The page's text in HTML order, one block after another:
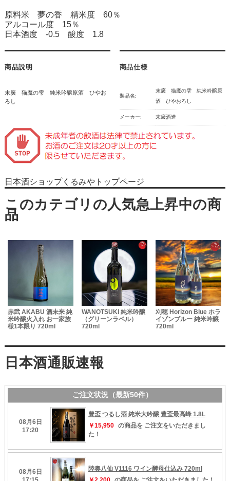
原料米 夢の香 精米度 60％
アルコール度 15％
日本酒度 -0.5 酸度 1.8
商品説明
末廣 猫魔の雫 純米吟醸原酒 ひやお
ろし
商品仕様
製品名:
末廣 猫魔の雫 純米吟醸原
酒 ひやおろし
メーカー: 末廣酒造
日本酒ショップくるみやトップページ
赤武 AKABU 酒未来 純
米吟醸火入れ お一家族
様1本限り 720ml
WANOTSUKI 純米吟醸
（グリーンラベル）
720ml
刈穂 Horizon Blue ホラ
イゾンブルー 純米吟醸
720ml